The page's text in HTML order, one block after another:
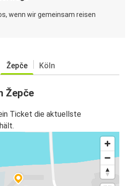
wenn wir gemeinsam reisen
Žepče Köln
Žepče
Ticket die aktuellste